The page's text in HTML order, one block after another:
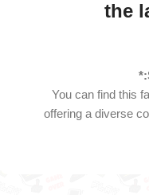
the
You can find this
offering a diverse